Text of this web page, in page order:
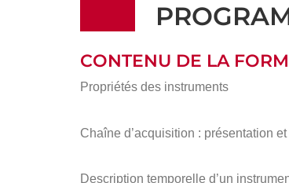
CONTENU DE LA
Propriétés des instruments
Chaîne d’acquisition : présentation
Description temporelle d’un